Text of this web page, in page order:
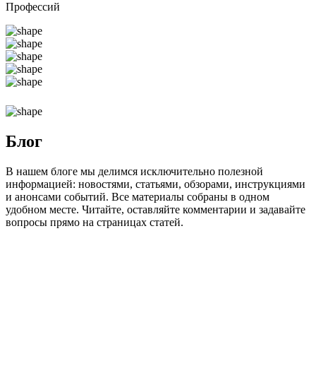
Профессий
Блог
В нашем блоге мы делимся исключительно полезной
информацией: новостями, статьями, обзорами, инструкциями
и анонсами событий. Все материалы собраны в одном
удобном месте. Читайте, оставляйте комментарии и задавайте
вопросы прямо на страницах статей.